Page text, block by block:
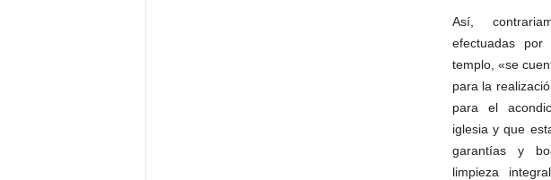
Así,
efectuadas
templo, «se
para la
para el
iglesia y que
garantías y
limpieza